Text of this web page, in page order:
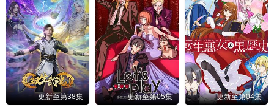
更新至第38集 更新至第05集 更新至第04集